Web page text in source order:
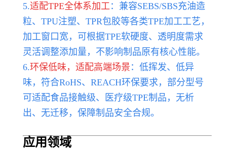
5.适配TPE全体系加工 ：兼容SEBS/SBS充油造
粒、TPU注塑、TPR包胶等各类TPE加工工艺，
加工窗口宽，可根据TPE软硬度、透明度需求
灵活调整添加量，不影响制品原有核心性能。
6.环保低味，适配高端场景 ：低挥发、低异
味，符合RoHS、REACH环保要求，部分型号
可适配食品接触级、医疗级TPE制品，无析
出、无迁移，保障制品安全合规。
应用领域